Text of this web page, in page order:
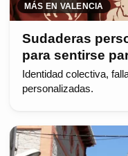
MÁS EN VALENCIA
Sudaderas
para sentirse
Identidad colectiva,
personalizadas.